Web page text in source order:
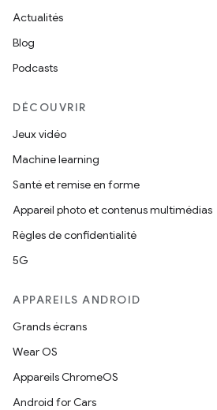
Actualités
Blog
Podcasts
DÉCOUVRIR
Jeux vidéo
Machine learning
Santé et remise en forme
Appareil photo et contenus multimédias
Règles de confidentialité
5G
APPAREILS ANDROID
Grands écrans
Wear OS
Appareils ChromeOS
Android for Cars